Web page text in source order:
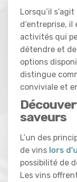
Lorsqu’il
d’entreprise,
activités qui
détendre et
options
distingue
conviviale et
saveurs
L’un des
de vins lors
possibilité de
Les vins